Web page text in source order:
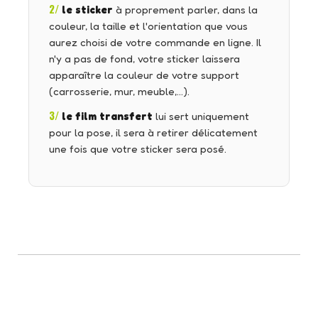
2/ le sticker à proprement parler, dans la
couleur, la taille et l'orientation que vous
aurez choisi de votre commande en ligne. Il
n'y a pas de fond, votre sticker laissera
apparaître la couleur de votre support
(carrosserie, mur, meuble,…).
3/ le film transfert lui sert uniquement
pour la pose, il sera à retirer délicatement
une fois que votre sticker sera posé.